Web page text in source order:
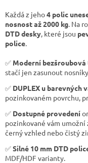
Každá z jeho4 polic
nosnost až 2000 kg. Na
DTD desky, které jsou
police.
✅ Moderní
stačí jen zasunout
✅ DUPLEX u barevných
pozinkovaném povrchu,
✅ Dostupné provedení
pozinkované vám
černý vzhled nebo čistý
✅Silné 10 mm DTD
MDF/HDF varianty.